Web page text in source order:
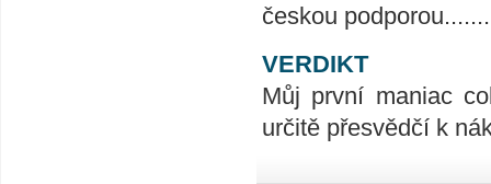
českou
VERDIKT
Můj první maniac
určitě přesvědčí k